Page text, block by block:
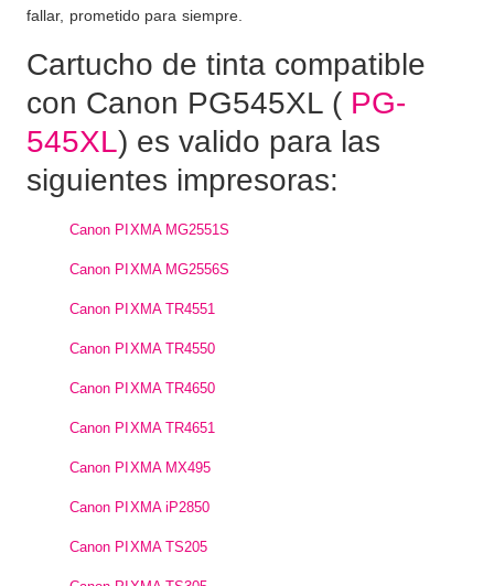
fallar, prometido para siempre.
Cartucho de tinta compatible
con Canon PG545XL ( PG-
545XL) es valido para las
siguientes impresoras:
Canon PIXMA MG2551S
Canon PIXMA MG2556S
Canon PIXMA TR4551
Canon PIXMA TR4550
Canon PIXMA TR4650
Canon PIXMA TR4651
Canon PIXMA MX495
Canon PIXMA iP2850
Canon PIXMA TS205